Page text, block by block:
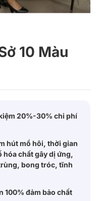
10 Màu
20%-30% chi phí
hút mồ hôi, thời gian
hóa chất gây dị ứng,
bong tróc, tĩnh
100% đảm bảo chất